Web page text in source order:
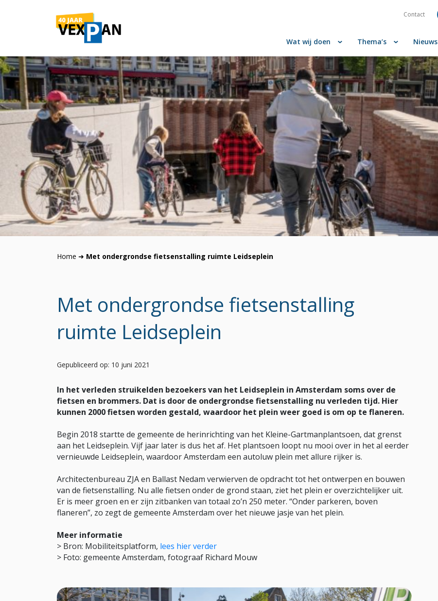
Contact
Wat wij doen Thema’s Nieuws
Home ➜ Met ondergrondse fietsenstalling ruimte Leidseplein
Met ondergrondse fietsenstalling
ruimte Leidseplein
Gepubliceerd op: 10 juni 2021
In het verleden struikelden bezoekers van het Leidseplein in Amsterdam soms over de
fietsen en brommers. Dat is door de ondergrondse fietsenstalling nu verleden tijd. Hier
kunnen 2000 fietsen worden gestald, waardoor het plein weer goed is om op te flaneren.
Begin 2018 startte de gemeente de herinrichting van het Kleine-Gartmanplantsoen, dat grenst
aan het Leidseplein. Vijf jaar later is dus het af. Het plantsoen loopt nu mooi over in het al eerder
vernieuwde Leidseplein, waardoor Amsterdam een autoluw plein met allure rijker is.
Architectenbureau ZJA en Ballast Nedam verwierven de opdracht tot het ontwerpen en bouwen
van de fietsenstalling. Nu alle fietsen onder de grond staan, ziet het plein er overzichtelijker uit.
Er is meer groen en er zijn zitbanken van totaal zo’n 250 meter. “Onder parkeren, boven
flaneren”, zo zegt de gemeente Amsterdam over het nieuwe jasje van het plein.
Meer informatie
> Bron: Mobiliteitsplatform, lees hier verder
> Foto: gemeente Amsterdam, fotograaf Richard Mouw